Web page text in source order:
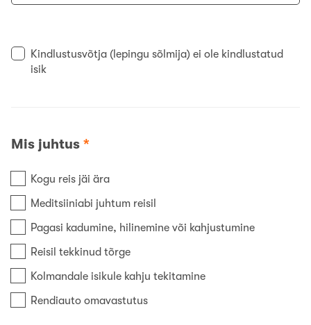
Kindlustusvõtja (lepingu sõlmija) ei ole kindlustatud
isik
Mis juhtus *
Kogu reis jäi ära
Meditsiiniabi juhtum reisil
Pagasi kadumine, hilinemine või kahjustumine
Reisil tekkinud tõrge
Kolmandale isikule kahju tekitamine
Rendiauto omavastutus